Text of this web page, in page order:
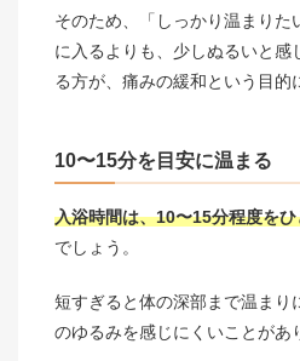
そのため、「しっかり温まりた
に入るよりも、少しぬるいと感
る方が、痛みの緩和という目的
10〜15分を目安に温まる
入浴時間は、10〜15分程度を
でしょう。
短すぎると体の深部まで温まり
のゆるみを感じにくいことがあ